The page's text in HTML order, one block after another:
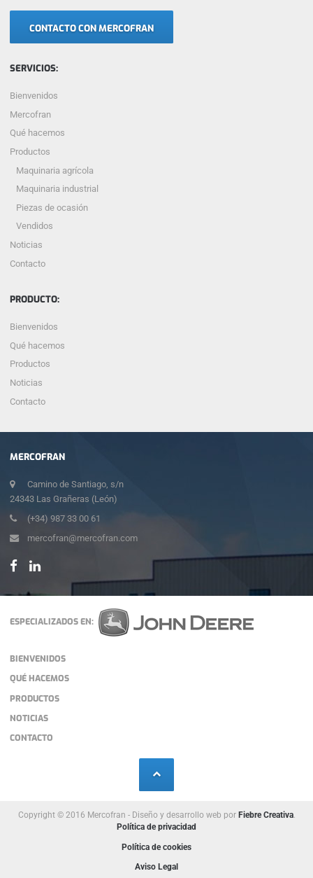
MERCOFRAN
Camino de Santiago, s/n
24343 Las Grañeras (León)
(+34) 987 33 00 61
mercofran@mercofran.com
CONTACTO CON MERCOFRAN
SERVICIOS:
Bienvenidos
Mercofran
Qué hacemos
Productos
Maquinaria agrícola
Maquinaria industrial
Piezas de ocasión
Vendidos
Noticias
Contacto
PRODUCTO:
Bienvenidos
Qué hacemos
Productos
Noticias
Contacto
ESPECIALIZADOS EN:
BIENVENIDOS
QUÉ HACEMOS
PRODUCTOS
NOTICIAS
CONTACTO
Copyright © 2016 Mercofran - Diseño y desarrollo web por Fiebre Creativa.
Política de privacidad
Política de cookies
Aviso Legal